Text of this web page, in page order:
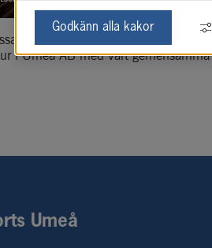
Logistik & Transport där vi
i Umeå AB med vårt
Umeå
Godkänn alla kakor